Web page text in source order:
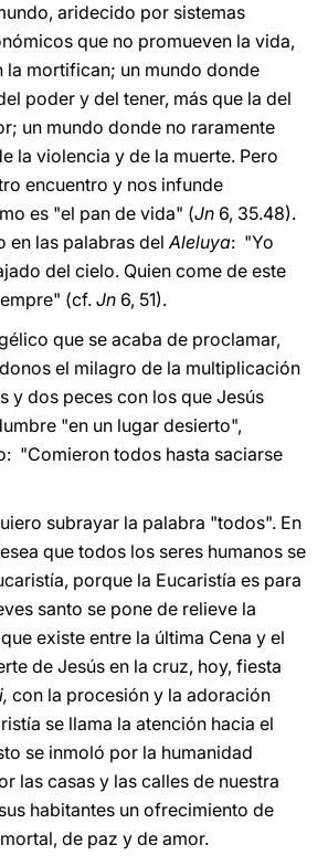
aridecido por sistemas
que no promueven la vida,
la mortifican; un mundo donde
poder y del tener, más que la del
un mundo donde no raramente
la violencia y de la muerte. Pero
encuentro y nos infunde
es "el pan de vida" (Jn 6, 35.48).
en las palabras delAleluya: "Yo
del cielo. Quien come de este
(cf. Jn 6, 51).
que se acaba de proclamar,
el milagro de la multiplicación
y dos peces con los que Jesús
"en un lugar desierto",
"Comieron todos hasta saciarse
subrayar la palabra "todos". En
que todos los seres humanos se
porque la Eucaristía es para
santo se pone de relieve la
existe entre la última Cena y el
de Jesús en la cruz, hoy, fiesta
con la procesión y la adoración
se llama la atención hacia el
se inmoló por la humanidad
las casas y las calles de nuestra
habitantes un ofrecimiento de
de paz y de amor.